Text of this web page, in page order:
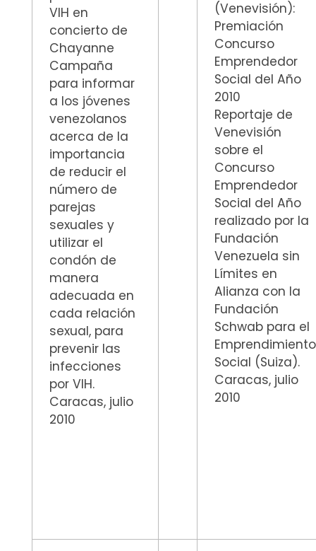
VIH en
concierto de
Chayanne
Campaña
para informar
a los jóvenes
venezolanos
acerca de la
importancia
de reducir el
número de
parejas
sexuales y
utilizar el
condón de
manera
adecuada en
cada relación
sexual, para
prevenir las
infecciones
por VIH.
Caracas, julio
2010
(Venevisión):
Premiación
Concurso
Emprendedor
Social del Año
2010
Reportaje de
Venevisión
sobre el
Concurso
Emprendedor
Social del Año
realizado por la
Fundación
Venezuela sin
Límites en
Alianza con la
Fundación
Schwab para el
Emprendimiento
Social (Suiza).
Caracas, julio
2010